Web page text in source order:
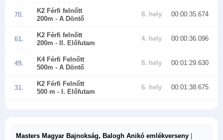
70.
K2 Férfi felnőtt
200m - A Döntő
8. hely 00:00:35.674
61.
K2 Férfi felnőtt
200m - II. Előfutam
4. hely 00:00:36.096
49.
K4 Férfi Felnőtt
500m - A Döntő
8. hely 00:01:29.630
31.
K2 Férfi Felnőtt
500 m - I. Előfutam
6. hely 00:01:38.675
Masters Magyar Bajnokság, Balogh Anikó emlékverseny |